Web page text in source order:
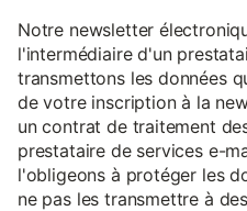
Notre newsletter
l'intermédiaire d'un
transmettons les données
de votre inscription à la
un contrat de traitement
prestataire de services e-
l'obligeons à protéger les
ne pas les transmettre à